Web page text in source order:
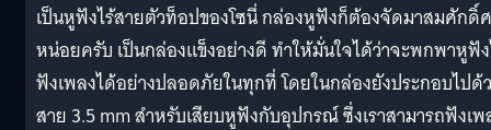
เป็นหูฟังไร้สายตัวท็อปของโซนี่ กล่องหูฟังก็ต้องจัดมาสมศักดิ์
หน่อยครับ เป็นกล่องแข็งอย่างดี ทำให้มั่นใจได้ว่าจะพกพาหูฟั
ฟังเพลงได้อย่างปลอดภัยในทุกที่ โดยในกล่องยังประกอบไปด้
สาย 3.5 mm สำหรับเสียบหูฟังกับอุปกรณ์ ซึ่งเราสามารถฟังเพ